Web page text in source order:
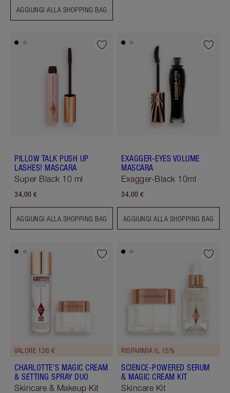
AGGIUNGI ALLA SHOPPING BAG
PILLOW TALK PUSH UP
LASHES! MASCARA
Super Black 10 ml
34,00 €
AGGIUNGI ALLA SHOPPING BAG
EXAGGER-EYES VOLUME
MASCARA
Exagger-Black 10ml
34,00 €
AGGIUNGI ALLA SHOPPING BAG
VALORE 136 €
CHARLOTTE’S MAGIC CREAM
& SETTING SPRAY DUO
Skincare & Makeup Kit
RISPARMIA IL 15%
SCIENCE-POWERED SERUM
& MAGIC CREAM KIT
Skincare Kit